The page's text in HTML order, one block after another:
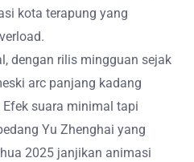
kota terapung yang
dengan rilis mingguan sejak
arc panjang kadang
suara minimal tapi
Yu Zhenghai yang
2025 janjikan animasi